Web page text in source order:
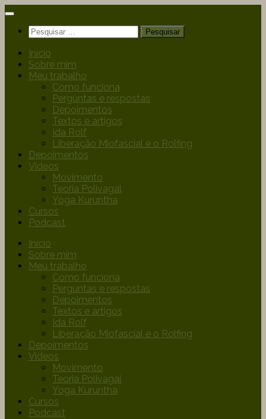
Início
Sobre mim
Meu trabalho
Como funciona
Perguntas e respostas
Depoimentos
Textos e artigos
Ida Rolf
Liberação Miofascial e o Rolfing
Depoimentos
Videos
Movimento
Teoria Polivagal
Yoga Kuruntha
Cursos
Podcast
Início
Sobre mim
Meu trabalho
Como funciona
Perguntas e respostas
Depoimentos
Textos e artigos
Ida Rolf
Liberação Miofascial e o Rolfing
Depoimentos
Videos
Movimento
Teoria Polivagal
Yoga Kuruntha
Cursos
Podcast